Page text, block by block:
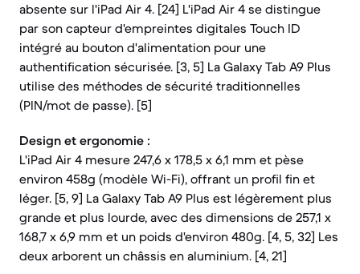
absente sur l'iPad Air 4. [24] L'iPad Air 4 se distingue
par son capteur d'empreintes digitales Touch ID
intégré au bouton d'alimentation pour une
authentification sécurisée. [3, 5] La Galaxy Tab A9 Plus
utilise des méthodes de sécurité traditionnelles
(PIN/mot de passe). [5]
Design et ergonomie :
L'iPad Air 4 mesure 247,6 x 178,5 x 6,1 mm et pèse
environ 458g (modèle Wi-Fi), offrant un profil fin et
léger. [5, 9] La Galaxy Tab A9 Plus est légèrement plus
grande et plus lourde, avec des dimensions de 257,1 x
168,7 x 6,9 mm et un poids d'environ 480g. [4, 5, 32] Les
deux arborent un châssis en aluminium. [4, 21]